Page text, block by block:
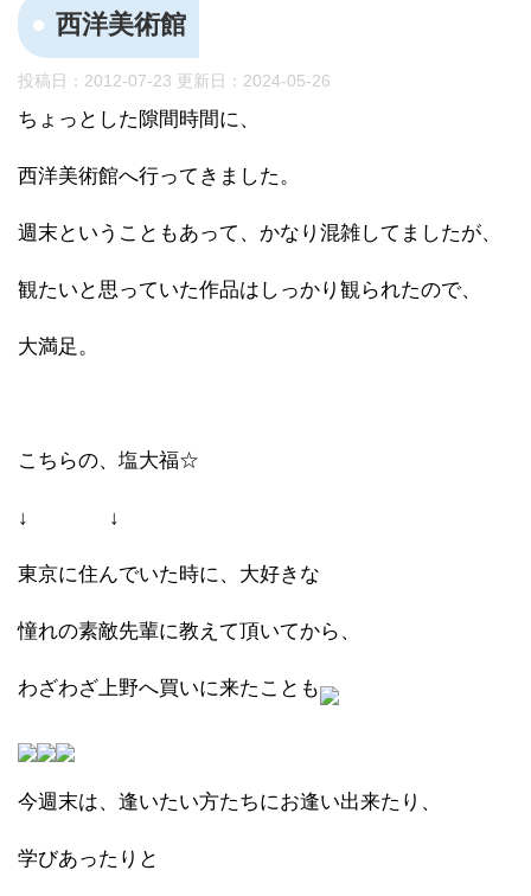
西洋美術館
投稿日：2012-07-23 更新日： 2024-05-26
ちょっとした隙間時間に、
西洋美術館へ行ってきました。
週末ということもあって、かなり混雑してましたが、
観たいと思っていた作品はしっかり観られたので、
大満足。
こちらの、塩大福☆
↓ ↓
東京に住んでいた時に、大好きな
憧れの素敵先輩に教えて頂いてから、
わざわざ上野へ買いに来たことも
今週末は、逢いたい方たちにお逢い出来たり、
学びあったりと